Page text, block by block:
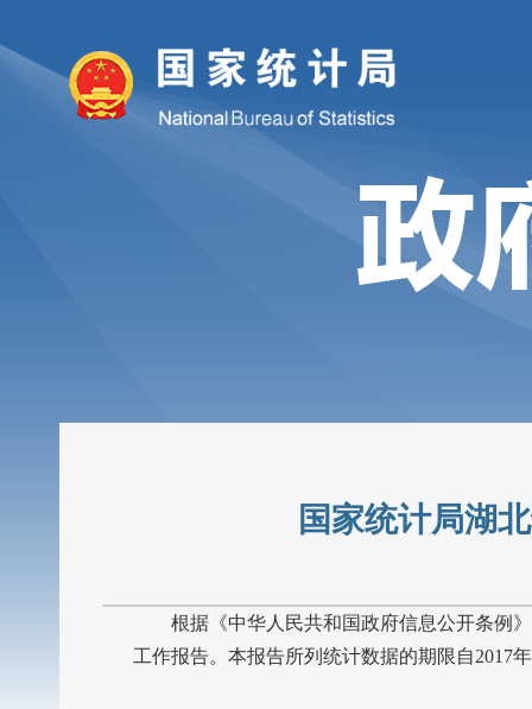
国家统计局湖
根据《中华人民共和国政府信息公开条例》
工作报告。本报告所列统计数据的期限自2017年